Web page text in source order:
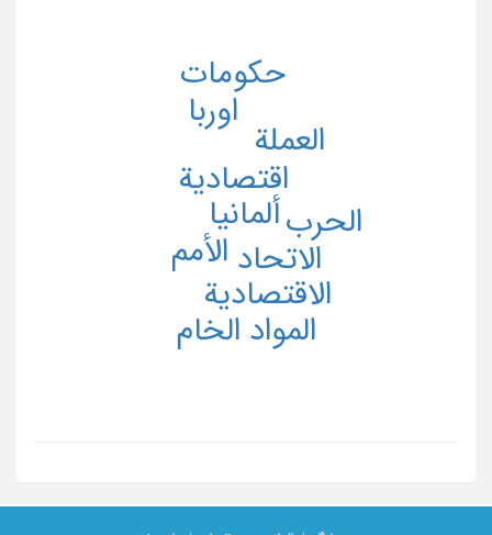
ألمانیا
اقتصادیة
الأمم الاتحاد
الاقتصادیة
الحرب
العملة
المواد الخام
اوربا
حکومات